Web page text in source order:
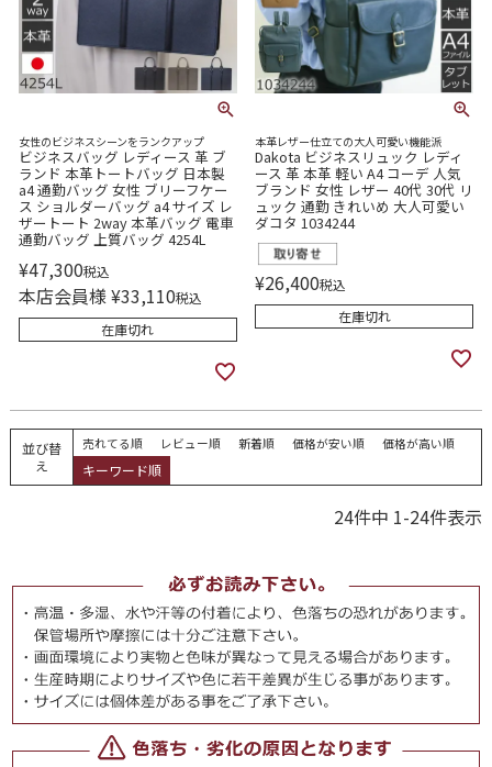
女性のビジネスシーンをランクアップ
ビジネスバッグ レディース 革 ブ
ランド 本革トートバッグ 日本製
a4 通勤バッグ 女性 ブリーフケー
ス ショルダーバッグ a4 サイズ レ
ザートート 2way 本革バッグ 電車
通勤バッグ 上質バッグ 4254L
¥47,300税込
本店会員様¥33,110税込
在庫切れ
本革レザー仕立ての大人可愛い機能派
Dakota ビジネスリュック レディ
ース 革 本革 軽い A4 コーデ 人気
ブランド 女性 レザー 40代 30代 リ
ュック 通勤 きれいめ 大人可愛い
ダコタ 1034244
¥26,400税込
在庫切れ
並び替
え
売れてる順 レビュー順 新着順 価格が安い順 価格が高い順
キーワード順
24件中 1-24件表示